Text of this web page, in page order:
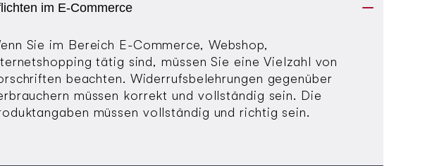
im E-Commerce
Sie im Bereich E-Commerce, Webshop,
tätig sind, müssen Sie eine Vielzahl von
beachten. Widerrufsbelehrungen gegenüber
müssen korrekt und vollständig sein. Die
müssen vollständig und richtig sein.